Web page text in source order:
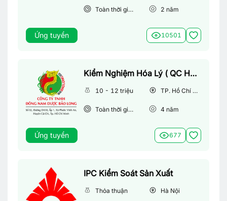
Toàn thời gian 2 năm
Ứng tuyển 10501
Kiểm Nghiệm Hóa Lý ( QC Hóa Lý) Ngành Dược
10 - 12 triệu TP. Hồ Chí Minh
Toàn thời gian 4 năm
Ứng tuyển 677
IPC Kiểm Soát Sản Xuất
Thỏa thuận Hà Nội